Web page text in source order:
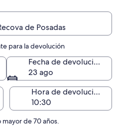
de Posadas
para la devolución
Fecha de devolución
23 ago
Hora de devolución
de 70 años.